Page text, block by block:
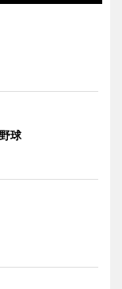
球